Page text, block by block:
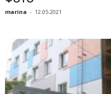
marina - 12.05.2021